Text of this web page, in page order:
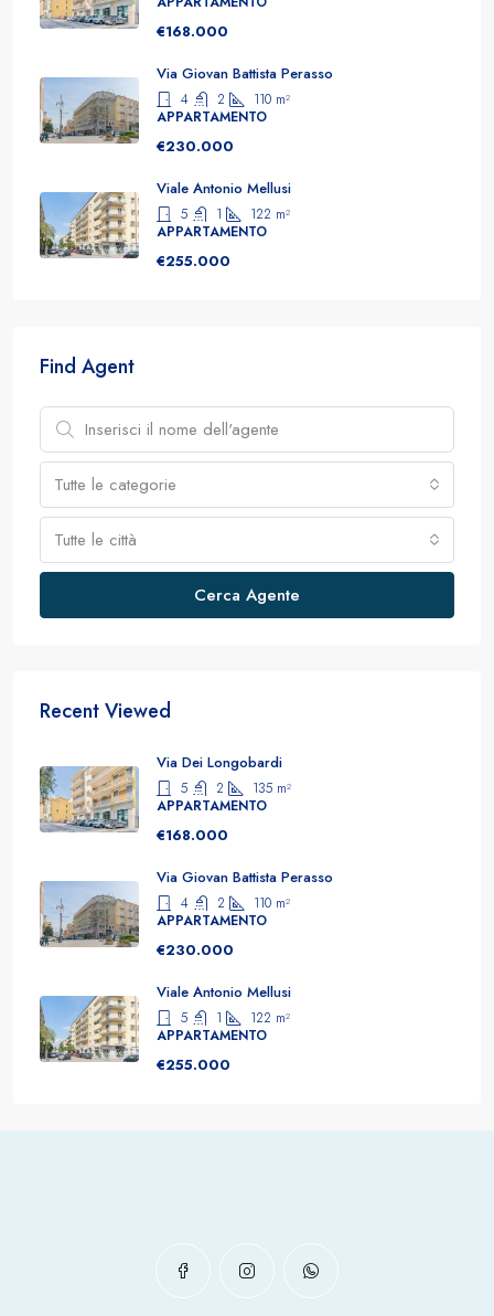
€168.000
Via Giovan Battista Perasso
4 2 110 m²
APPARTAMENTO
€230.000
Viale Antonio Mellusi
5 1 122 m²
APPARTAMENTO
€255.000
Find Agent
Tutte le categorie
Tutte le città
Cerca Agente
Recent Viewed
Via Dei Longobardi
5 2 135 m²
APPARTAMENTO
€168.000
Via Giovan Battista Perasso
4 2 110 m²
APPARTAMENTO
€230.000
Viale Antonio Mellusi
5 1 122 m²
APPARTAMENTO
€255.000